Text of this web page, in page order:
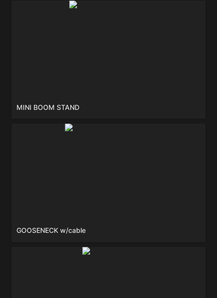
MINI BOOM STAND
MINI BOOM STAND
GOOSENECK w/cable
GOOSENECK w/cable
MIC CLAMP